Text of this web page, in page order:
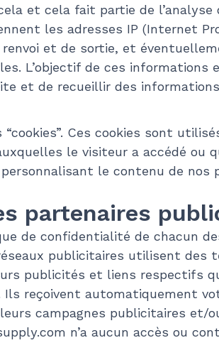
et cela fait partie de l’analyse
les adresses IP (Internet
et de sortie, et
L’objectif de ces informations
et de recueillir des informations
Ces cookies sont
le visiteur a accédé ou
le contenu de
partenaires
de confidentialité de chacun
publicitaires utilisent des
publicités et liens respectifs
reçoivent automatiquement
campagnes publicitaires et/
n’a aucun accès ou